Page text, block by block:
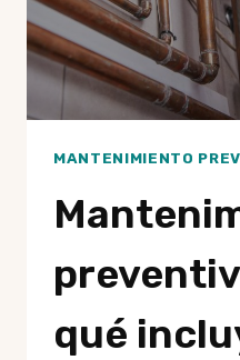
MANTENIMIENTO
qué